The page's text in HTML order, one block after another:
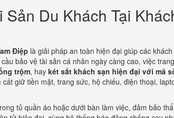
Du Khách Tại
Điệp là giải pháp an toàn hiện đại giúp các khách
bảo vệ tài sản cá nhân ngày càng cao, việc
trộm, hay két sắt khách sạn hiện đại với mã
giữ tiền mặt, trang sức, hộ chiếu, điện thoại,
tủ quần áo hoặc dưới bàn làm việc, đảm bảo